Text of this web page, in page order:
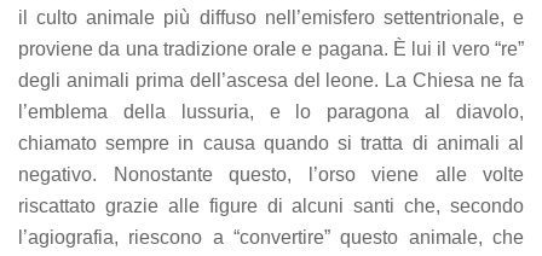
il culto animale più diffuso nell’emisfero settentrionale, e
proviene da una tradizione orale e pagana. È lui il vero “re”
degli animali prima dell’ascesa del leone. La Chiesa ne fa
l’emblema della lussuria, e lo paragona al diavolo,
chiamato sempre in causa quando si tratta di animali al
negativo. Nonostante questo, l’orso viene alle volte
riscattato grazie alle figure di alcuni santi che, secondo
l’agiografia, riescono a “convertire” questo animale, che